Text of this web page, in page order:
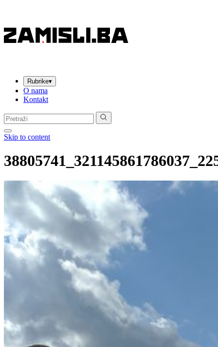
Rubrike▾
O nama
Kontakt
Pretraga:
Skip to content